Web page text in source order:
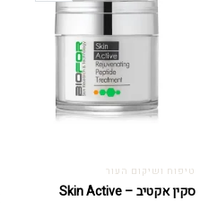
טיפוח ושיקום העור
סקין אקטיב – Skin Active